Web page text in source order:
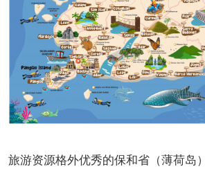
旅游资源格外优秀的保和省（薄荷岛）